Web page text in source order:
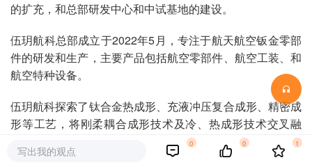
的扩充，和总部研发中心和中试基地的建设。
伍玥航科总部成立于2022年5月，专注于航天航空钣金零部
件的研发和生产，主要产品包括航空零部件、航空工装、和
航空特种设备。
伍玥航科探索了钛合金热成形、充液冲压复合成形、精密成
形等工艺，将刚柔耦合成形技术及冷、热成形技术交叉融
合，实现钣金零件的定型定性一体化研究，极大地拓宽了成
形零件的复杂程度和功能要求范围，提升了零件性能的同时
写出我的观点
0 0 1